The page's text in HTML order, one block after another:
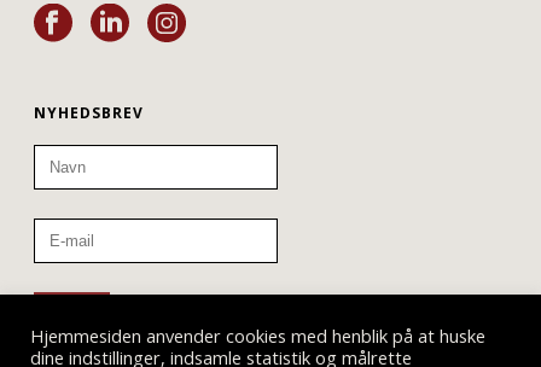
NYHEDSBREV
Hjemmesiden anvender cookies med henblik på at huske
dine indstillinger, indsamle statistik og målrette